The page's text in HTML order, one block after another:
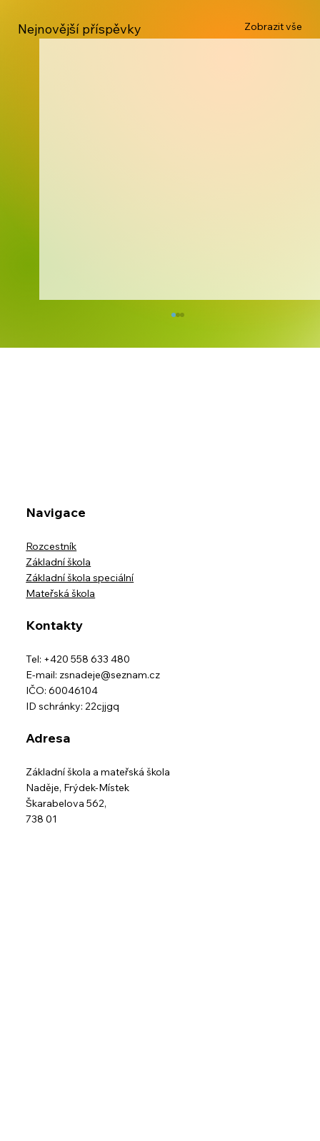
Nejnovější příspěvky Zobrazit vše
Navigace
Rozcestník
Základní škola
Základní škola speciální
Mateřská škola
Kontakty
Tel: +420 558 633 480
E-mail: zsnadeje@seznam.cz
IČO: 60046104
ID schránky: 22cjjgq
Adresa
Základní škola a mateřská škola
Naděje, Frýdek-Místek
Škarabelova 562,
738 01